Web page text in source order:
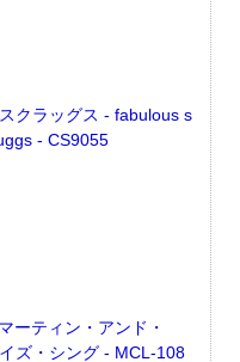
クラッグス - fabulous s
- CS9055
ーティン・アンド・
ズ・シング - MCL-108